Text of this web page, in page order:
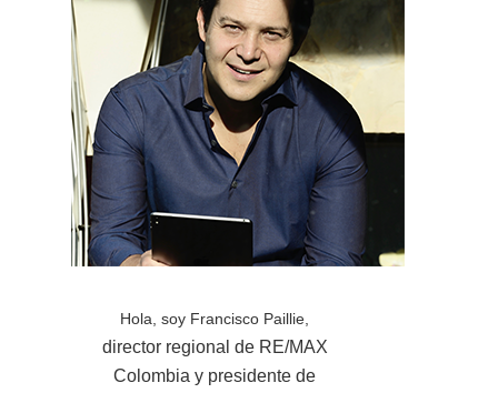
Hola, soy Francisco Paillie,
director regional de RE/MAX
Colombia y presidente de